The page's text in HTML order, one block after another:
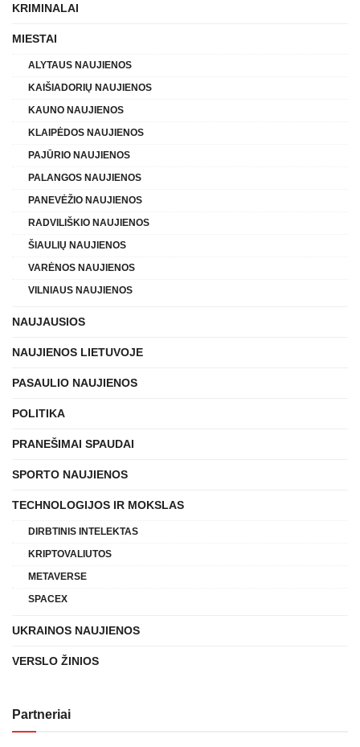
KRIMINALAI
MIESTAI
ALYTAUS NAUJIENOS
KAIŠIADORIŲ NAUJIENOS
KAUNO NAUJIENOS
KLAIPĖDOS NAUJIENOS
PAJŪRIO NAUJIENOS
PALANGOS NAUJIENOS
PANEVĖŽIO NAUJIENOS
RADVILIŠKIO NAUJIENOS
ŠIAULIŲ NAUJIENOS
VARĖNOS NAUJIENOS
VILNIAUS NAUJIENOS
NAUJAUSIOS
NAUJIENOS LIETUVOJE
PASAULIO NAUJIENOS
POLITIKA
PRANEŠIMAI SPAUDAI
SPORTO NAUJIENOS
TECHNOLOGIJOS IR MOKSLAS
DIRBTINIS INTELEKTAS
KRIPTOVALIUTOS
METAVERSE
SPACEX
UKRAINOS NAUJIENOS
VERSLO ŽINIOS
Partneriai